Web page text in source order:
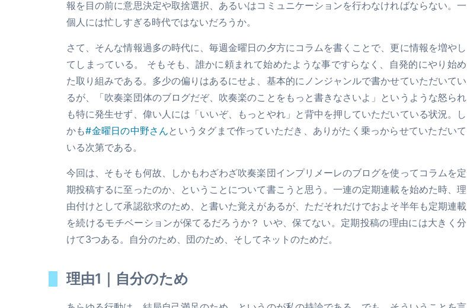
報を目の前に意思決定や取捨選択、あるいはコミュニケーションを行わなければならない。一
個人には忙しすぎる時代ではないだろうか。
さて、そんな情報過多の時代に、毎週金曜日の夕方にコラムを書くことで、更に情報を増やし
てしまっている。 そもそも、誰かに頼まれて始めたような事ですらなく、自発的にやり始め
た取り組みである。多少の偏りはあるにせよ、基本的にノンジャンルで書かせていただいてい
るが、「吹奏楽団体のブログだぞ、吹奏楽のことをもっと書きなさいよ」というような怒られ
も特に発生せず、偉い人には「いいぞ、もっとやれ」と背中を押していただいている状況。し
かも#金曜日の中野さん というタグまで作っていただき、ありがたく乗っからせていただいて
いる次第である。
今回は、そもそも何故、しかもわざわざ吹奏楽団インプリメーレのブログを使ってコラムを定
期投稿するに至ったのか、ということについて書こうと思う。一連の定期連載を始めた時、理
由付けとして承認欲求のため、と書いた覚えがあるが、ただそれだけでおよそ半年も定期連載
を続けるモチベーションが保てるだろうか？ いや、保てない。定期投稿の理由には大きく分
けて3つある。自分のため、団のため、そしてネットのためだ。
理由1｜自分のため